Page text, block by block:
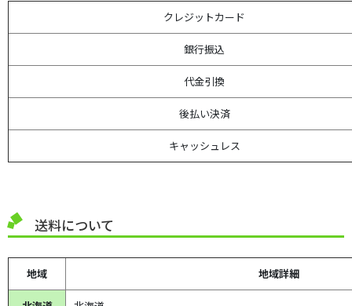
クレジットカード
銀行振込
代金引換
後払い決済
キャッシュレス
送料について
地域 地域詳細